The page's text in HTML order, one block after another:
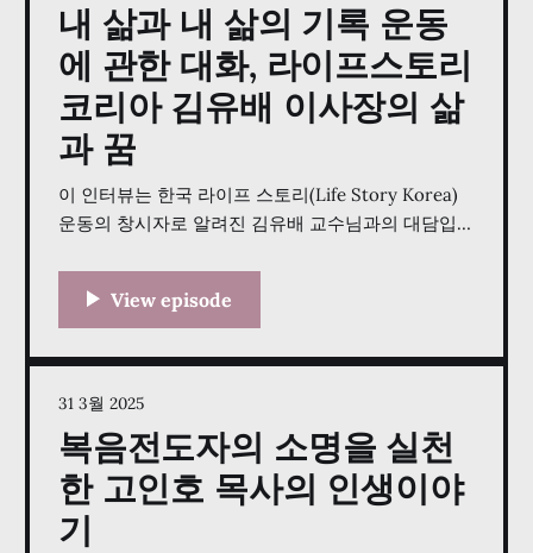
내 삶과 내 삶의 기록 운동
에 관한 대화, 라이프스토리
코리아 김유배 이사장의 삶
과 꿈
이 인터뷰는 한국 라이프 스토리(Life Story Korea)
운동의 창시자로 알려진 김유배 교수님과의 대담입니
된 계기까지, 그의 폭넓은 삶의 여정을 풀어놓았습니
한 학창 시절의 경험과 성균관대학교 기금 확보에 기
여했던 일화를 공유했습니다. 또한, 대한민국
복음전도자의 소명을 실천
한 고인호 목사의 인생이야
기
31 3월 2025